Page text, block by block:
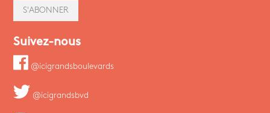
S'ABONNER
Suivez-nous
@icigrandsboulevards
@icigrandsbvd